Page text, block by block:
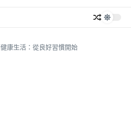
康生活：從良好習慣開始